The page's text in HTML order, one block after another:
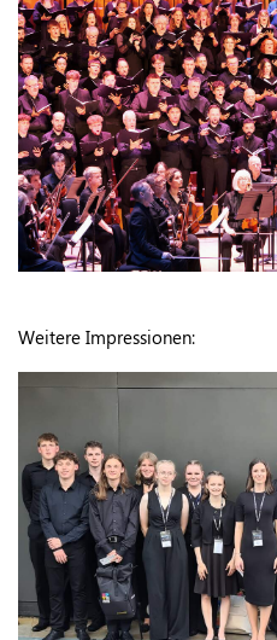
Weitere Impressionen: